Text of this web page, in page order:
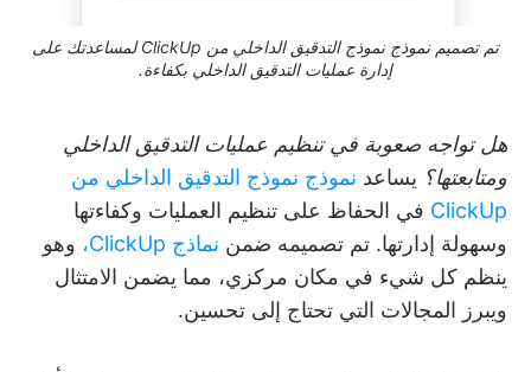
تم تصميم نموذج نموذج التدقيق الداخلي من ClickUp لمساعدتك على
إدارة عمليات التدقيق الداخلي بكفاءة.
هل تواجه صعوبة في تنظيم عمليات التدقيق الداخلي
ومتابعتها؟ يساعد نموذج نموذج التدقيق الداخلي من
ClickUp في الحفاظ على تنظيم العمليات وكفاءتها
وسهولة إدارتها. تم تصميمه ضمن نماذج ClickUp،
وهو
ينظم كل شيء في مكان مركزي، مما يضمن الامتثال
ويبرز المجالات التي تحتاج إلى تحسين.